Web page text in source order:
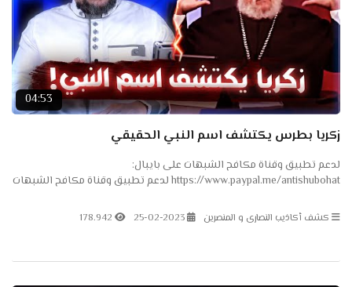
04:53
زكريا بطرس يكتشف اسم النبي الحقيقي
لدعم تطبيق وقناة مكافح الشبهات على بايبال:
https://www.paypal.me/antishubohat لدعم تطبيق وقناة مكافح الشبهات
فودافون...
كشف أكاذيب النصارى و المنصرين 25-02-2023
178.942